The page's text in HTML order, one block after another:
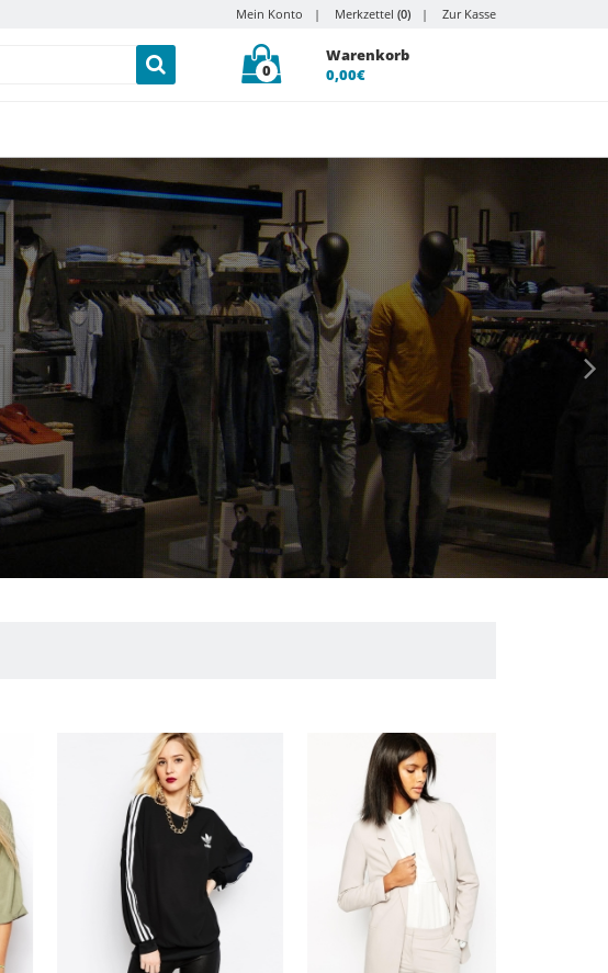
Mein Konto Merkzettel (0) Zur Kasse
0
Warenkorb
0,00€